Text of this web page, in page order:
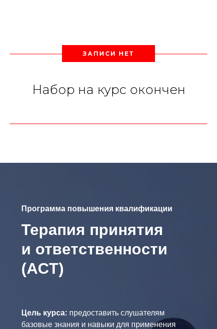
ЗАПИСИ НЕТ
Набор на курс окончен
Цель курса: предоставить слушателям
базовые знания и навыки для применения
Программа повышения квалификации
Терапия принятия
и ответственности
(ACT)